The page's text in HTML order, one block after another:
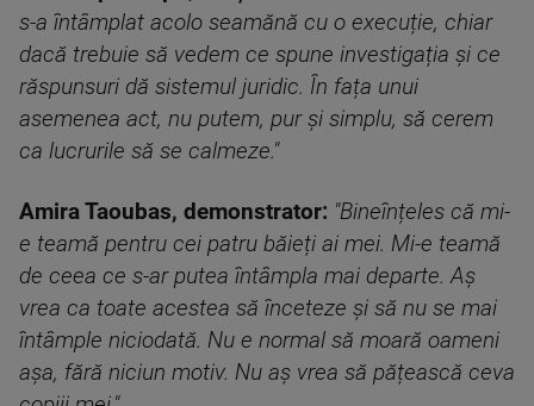
s-a întâmplat acolo seamănă cu o execuție, chiar
dacă trebuie să vedem ce spune investigația și ce
răspunsuri dă sistemul juridic. În fața unui
asemenea act, nu putem, pur și simplu, să cerem
ca lucrurile să se calmeze."
Amira Taoubas, demonstrator: "Bineînțeles că mi-
e teamă pentru cei patru băieți ai mei. Mi-e teamă
de ceea ce s-ar putea întâmpla mai departe. Aș
vrea ca toate acestea să înceteze și să nu se mai
întâmple niciodată. Nu e normal să moară oameni
așa, fără niciun motiv. Nu aș vrea să pățească ceva